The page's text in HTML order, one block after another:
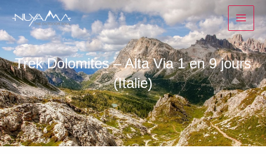
Aller
contenu
Trek Dolomites – Alta Via 1 en 9 jours
(Italie)